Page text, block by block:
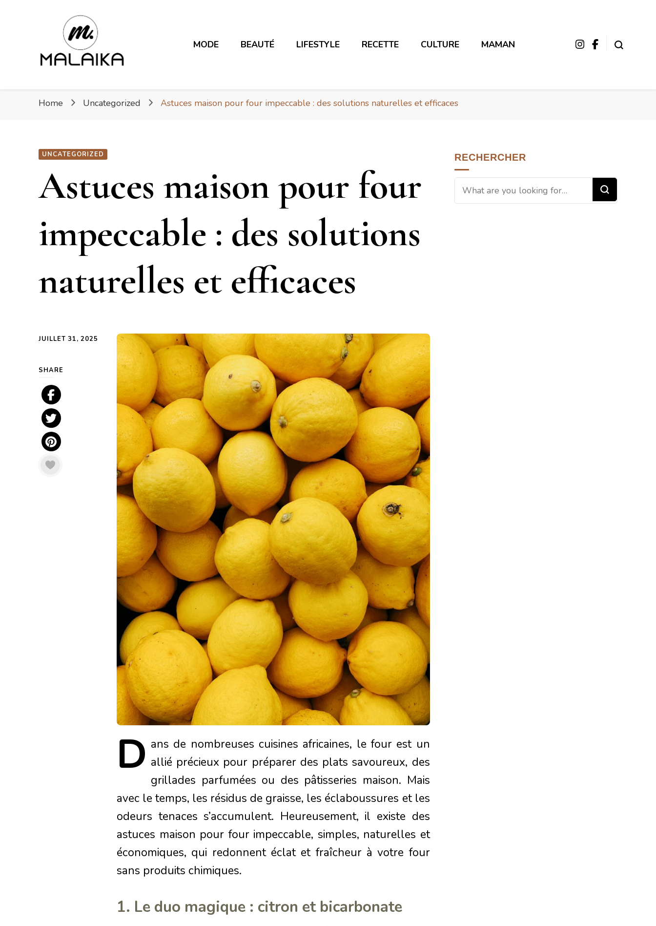
Malaika
MODE BEAUTÉ LIFESTYLE RECETTE CULTURE MAMAN
Home Uncategorized Astuces maison pour four impeccable : des solutions naturelles et efficaces
UNCATEGORIZED
Astuces maison pour four
impeccable : des solutions
naturelles et efficaces
JUILLET 31, 2025
SHARE
D ans de nombreuses cuisines africaines, le four est un
allié précieux pour préparer des plats savoureux, des
grillades parfumées ou des pâtisseries maison. Mais
avec le temps, les résidus de graisse, les éclaboussures et les
odeurs tenaces s’accumulent. Heureusement, il existe des
astuces maison pour four impeccable, simples, naturelles et
économiques, qui redonnent éclat et fraîcheur à votre four
sans produits chimiques.
1. Le duo magique : citron et bicarbonate
RECHERCHER